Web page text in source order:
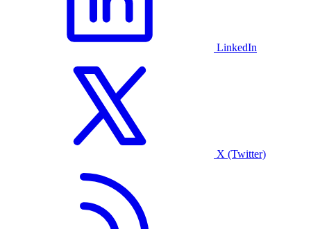
LinkedIn
X (Twitter)